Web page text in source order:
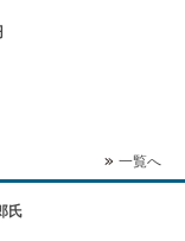
一覧へ
氏